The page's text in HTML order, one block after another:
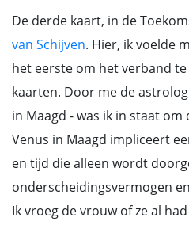
De derde kaart, in de
van Schijven. Hier, ik voelde
het eerste om het verband
kaarten. Door me de
in Maagd - was ik in staat
Venus in Maagd impliceert
en tijd die alleen wordt
onderscheidingsvermogen
Ik vroeg de vrouw of ze al